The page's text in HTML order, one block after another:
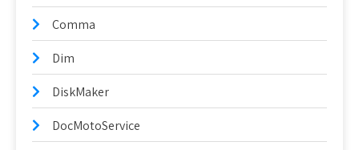
Comma
Dim
DiskMaker
DocMotoService